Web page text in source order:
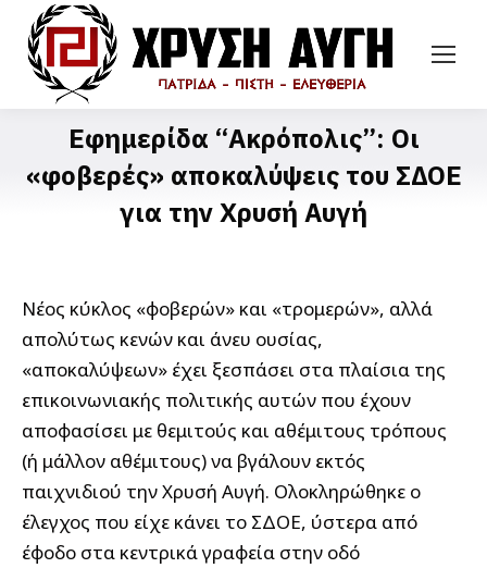
Εφημερίδα “Ακρόπολις”: Οι
«φοβερές» αποκαλύψεις του ΣΔΟΕ
για την Χρυσή Αυγή
Νέος κύκλος «φοβερών» και «τρομερών», αλλά
απολύτως κενών και άνευ ουσίας,
«αποκαλύψεων» έχει ξεσπάσει στα πλαίσια της
επικοινωνιακής πολιτικής αυτών που έχουν
αποφασίσει με θεμιτούς και αθέμιτους τρόπους
(ή μάλλον αθέμιτους) να βγάλουν εκτός
παιχνιδιού την Χρυσή Αυγή. Ολοκληρώθηκε ο
έλεγχος που είχε κάνει το ΣΔΟΕ, ύστερα από
έφοδο στα κεντρικά γραφεία στην οδό